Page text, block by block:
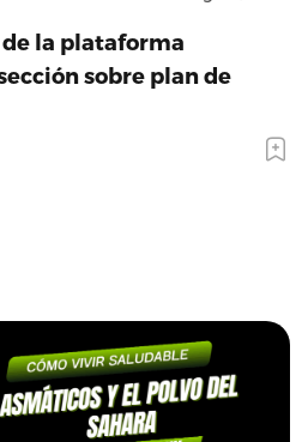
la plataforma
sobre plan de